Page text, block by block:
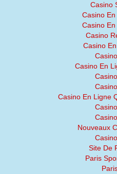
Casino
Casino
Casino
Casino
Casino
Casino En
Casino En Ligne
Nouveaux
Site De
Paris